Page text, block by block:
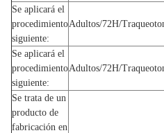
Se aplicará el
procedimiento
siguiente:
Adultos/72H/
Se aplicará el
procedimiento
siguiente:
Adultos/72H/
Se trata de un
producto de
fabricación en